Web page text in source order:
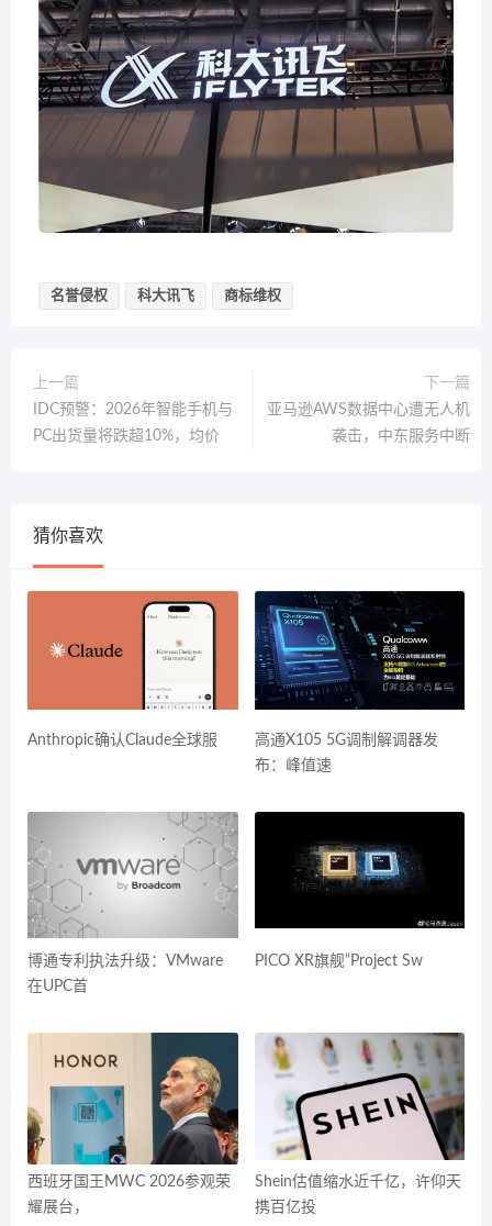
名誉侵权 科大讯飞 商标维权
上一篇
IDC预警：2026年智能手机与
PC出货量将跌超10%，均价
下一篇
亚马逊AWS数据中心遭无人机
袭击，中东服务中断
猜你喜欢
Anthropic确认Claude全球服
高通X105 5G调制解调器发
布：峰值速
博通专利执法升级：VMware
在UPC首
PICO XR旗舰“Project Sw
西班牙国王MWC 2026参观荣
耀展台，
Shein估值缩水近千亿，许仰天
携百亿投